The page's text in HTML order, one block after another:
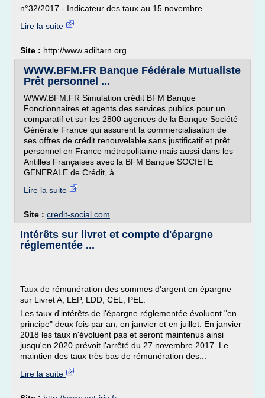
n°32/2017 - Indicateur des taux au 15 novembre...
Lire la suite
Site : http://www.adiltarn.org
WWW.BFM.FR Banque Fédérale Mutualiste
Prêt personnel ...
WWW.BFM.FR Simulation crédit BFM Banque
Fonctionnaires et agents des services publics pour un
comparatif et sur les 2800 agences de la Banque Société
Générale France qui assurent la commercialisation de
ses offres de crédit renouvelable sans justificatif et prêt
personnel en France métropolitaine mais aussi dans les
Antilles Françaises avec la BFM Banque SOCIETE
GENERALE de Crédit, à...
Lire la suite
Site : credit-social.com
Intérêts sur livret et compte d'épargne
réglementée ...
Taux de rémunération des sommes d'argent en épargne
sur Livret A, LEP, LDD, CEL, PEL.
Les taux d'intérêts de l'épargne réglementée évoluent "en
principe" deux fois par an, en janvier et en juillet. En janvier
2018 les taux n'évoluent pas et seront maintenus ainsi
jusqu'en 2020 prévoit l'arrêté du 27 novembre 2017. Le
maintien des taux très bas de rémunération des...
Lire la suite